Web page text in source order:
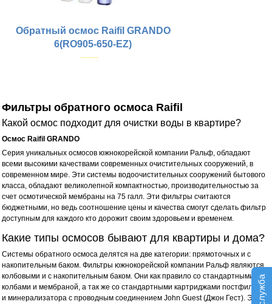
Тип фильтрации:
Обратный осмос Raifil GRANDO
6(RO905-650-EZ)
Рабочее давление, атм:
Материал корпуса:
Размер бака (выс/диаметр), мм:
Тип колб:
Размещение:
Объем бака, л:
Материал бака:
Стиль крана:
Производительность, л/сут.:
Фильтры обратного осмоса Raifil
Какой осмос подходит для очистки воды в квартире?
Осмос Raifil GRANDO
Серия уникальных осмосов южнокорейской компании Ральф, обладают
всеми высокими качествами современных очистительных сооружений, в
современном мире. Эти системы водоочистительных сооружений бытового
класса, обладают великолепной компактностью, производительностью за
счет осмотической мембраны на 75 галл. Эти фильтры считаются
бюджетными, но ведь соотношение цены и качества смогут сделать фильтр
доступным для каждого кто дорожит своим здоровьем и временем.
Какие типы осмосов бывают для квартиры и дома?
Системы обратного осмоса делятся на две категории: прямоточных и с
накопительным баком. Фильтры южнокорейской компании Ральф являются
колбовыми и с накопительным баком. Они как правило со стандартными
колбами и мембраной, а так же со стандартными картриджами постфильтра
и минерализатора с проводным соединением John Guest (Джон Гест). Эти